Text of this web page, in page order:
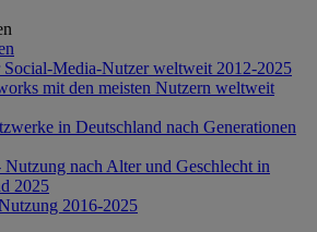
Social-Media-Nutzer weltweit 2012-2025
mit den meisten Nutzern weltweit
in Deutschland nach Generationen
Nutzung nach Alter und Geschlecht in
2025
2016-2025